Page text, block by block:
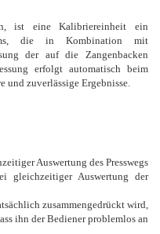
ist eine Kalibriereinheit ein
die in Kombination mit
der auf die Zangenbacken
erfolgt automatisch beim
und zuverlässige Ergebnisse.
Auswertung des Presswegs
gleichzeitiger Auswertung der
zusammengedrückt wird,
ihn der Bediener problemlos an